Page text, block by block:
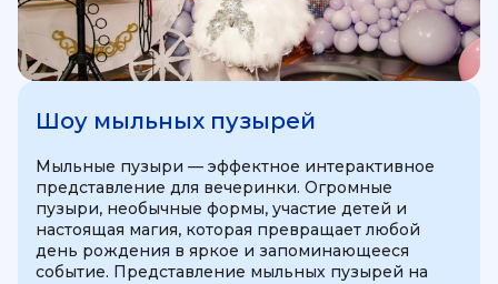
Шоу мыльных пузырей
Мыльные пузыри — эффектное интерактивное
представление для вечеринки. Огромные
пузыри, необычные формы, участие детей и
настоящая магия, которая превращает любой
день рождения в яркое и запоминающееся
событие. Представление мыльных пузырей на